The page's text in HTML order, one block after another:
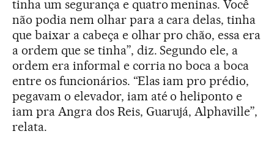
tinha um segurança e quatro meninas. Você
não podia nem olhar para a cara delas, tinha
que baixar a cabeça e olhar pro chão, essa era
a ordem que se tinha”, diz. Segundo ele, a
ordem era informal e corria no boca a boca
entre os funcionários. “Elas iam pro prédio,
pegavam o elevador, iam até o heliponto e
iam pra Angra dos Reis, Guarujá, Alphaville”,
relata.